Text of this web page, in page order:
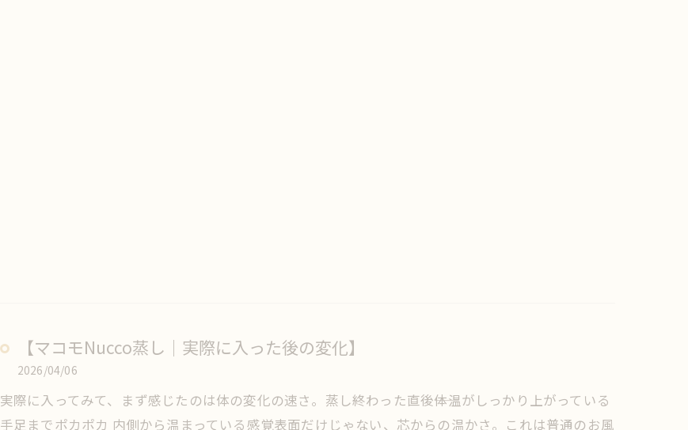
【マコモNucco蒸し｜実際に入った後の変化】
2026/04/06
実際に入ってみて、まず感じたのは体の変化の速さ。蒸し終わった直後――体温がしっかり上がっている
手足までポカポカ 内側から温まっている感覚表面だけじゃない、芯からの温かさ。これは普通のお風